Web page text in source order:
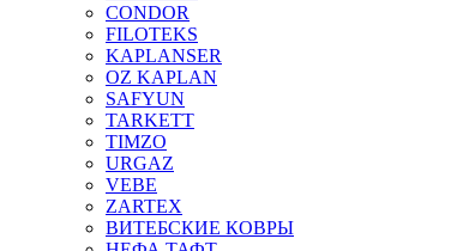
CONDOR
FILOTEKS
KAPLANSER
OZ KAPLAN
SAFYUN
TARKETT
TIMZO
URGAZ
VEBE
ZARTEX
ВИТЕБСКИЕ КОВРЫ